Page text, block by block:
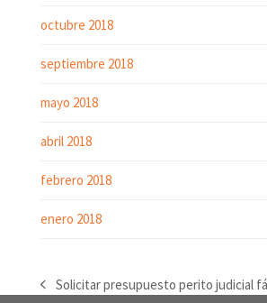
octubre 2018
septiembre 2018
mayo 2018
abril 2018
febrero 2018
enero 2018
previous
Solicitar presupuesto perito judicial